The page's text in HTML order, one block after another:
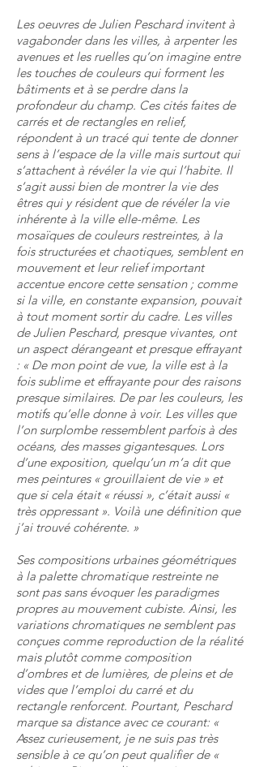
Les oeuvres de Julien Peschard invitent à
vagabonder dans les villes, à arpenter les
avenues et les ruelles qu’on imagine entre
les touches de couleurs qui forment les
bâtiments et à se perdre dans la
profondeur du champ. Ces cités faites de
carrés et de rectangles en relief,
répondent à un tracé qui tente de donner
sens à l’espace de la ville mais surtout qui
s’attachent à révéler la vie qui l’habite. Il
s’agit aussi bien de montrer la vie des
êtres qui y résident que de révéler la vie
inhérente à la ville elle-même. Les
mosaïques de couleurs restreintes, à la
fois structurées et chaotiques, semblent en
mouvement et leur relief important
accentue encore cette sensation ; comme
si la ville, en constante expansion, pouvait
à tout moment sortir du cadre. Les villes
de Julien Peschard, presque vivantes, ont
un aspect dérangeant et presque effrayant
: « De mon point de vue, la ville est à la
fois sublime et effrayante pour des raisons
presque similaires. De par les couleurs, les
motifs qu’elle donne à voir. Les villes que
l’on surplombe ressemblent parfois à des
océans, des masses gigantesques. Lors
d’une exposition, quelqu’un m’a dit que
mes peintures « grouillaient de vie » et
que si cela était « réussi », c’était aussi «
très oppressant ». Voilà une définition que
j’ai trouvé cohérente. »
Ses compositions urbaines géométriques
à la palette chromatique restreinte ne
sont pas sans évoquer les paradigmes
propres au mouvement cubiste. Ainsi, les
variations chromatiques ne semblent pas
conçues comme reproduction de la réalité
mais plutôt comme composition
d’ombres et de lumières, de pleins et de
vides que l’emploi du carré et du
rectangle renforcent. Pourtant, Peschard
marque sa distance avec ce courant: «
Assez curieusement, je ne suis pas très
sensible à ce qu’on peut qualifier de «